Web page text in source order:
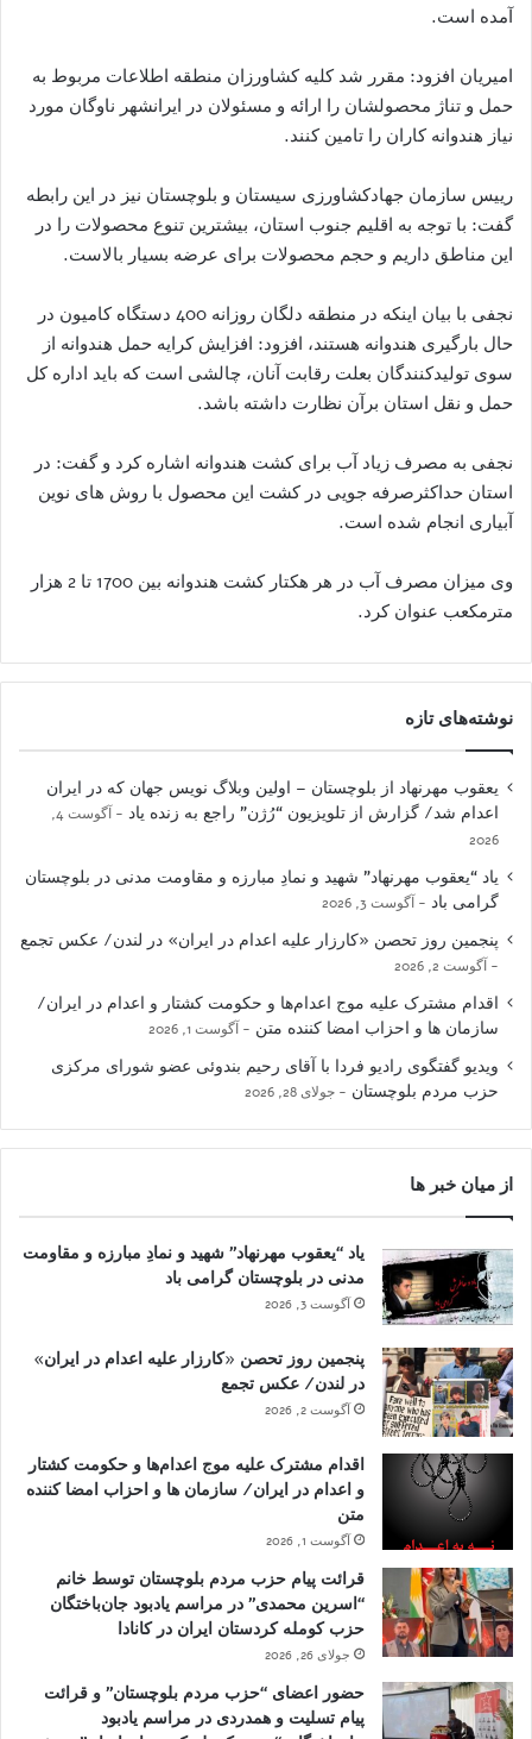
آمده است.
امیریان افزود: مقرر شد کلیه کشاورزان منطقه اطلاعات مربوط به
حمل و تناژ محصولشان را ارائه و مسئولان در ایرانشهر ناوگان مورد
نیاز هندوانه کاران را تامین کنند.
رییس سازمان جهادکشاورزی سیستان و بلوچستان نیز در این رابطه
گفت: با توجه به اقلیم جنوب استان، بیشترین تنوع محصولات را در
این مناطق داریم و حجم محصولات برای عرضه بسیار بالاست.
نجفی با بیان اینکه در منطقه دلگان روزانه 400 دستگاه کامیون در
حال بارگیری هندوانه هستند، افزود: افزایش کرایه حمل هندوانه از
سوی تولیدکنندگان بعلت رقابت آنان، چالشی است که باید اداره کل
حمل و نقل استان برآن نظارت داشته باشد.
نجفی به مصرف زیاد آب برای کشت هندوانه اشاره کرد و گفت: در
استان حداکثرصرفه جویی در کشت این محصول با روش های نوین
آبیاری انجام شده است.
وی میزان مصرف آب در هر هکتار کشت هندوانه بین 1700 تا 2 هزار
مترمکعب عنوان کرد.
نوشته‌های تازه
یعقوب مهرنهاد از بلوچستان – اولین وبلاگ نویس جهان که در ایران
اعدام شد/ گزارش از تلویزیون “رُژن” راجع به زنده یاد
آگوست 4,
2026
یاد “یعقوب مهرنهاد” شهید و نمادِ مبارزه و مقاومت مدنی در بلوچستان
گرامی باد
آگوست 3, 2026
پنجمین روز تحصن «کارزار علیه اعدام در ایران» در لندن/ عکس تجمع
آگوست 2, 2026
اقدام مشترک علیه موج اعدام‌ها و حکومت کشتار و اعدام در ایران/
سازمان ها و احزاب امضا کننده متن
آگوست 1, 2026
ویدیو گفتگوی رادیو فردا با آقای رحیم بندوئی عضو شورای مرکزی
حزب مردم بلوچستان
جولای 28, 2026
از میان خبر ها
یاد “یعقوب مهرنهاد” شهید و نمادِ مبارزه و مقاومت
مدنی در بلوچستان گرامی باد
آگوست 3, 2026
پنجمین روز تحصن «کارزار علیه اعدام در ایران»
در لندن/ عکس تجمع
آگوست 2, 2026
اقدام مشترک علیه موج اعدام‌ها و حکومت کشتار
و اعدام در ایران/ سازمان ها و احزاب امضا کننده
متن
آگوست 1, 2026
قرائت پیام حزب مردم بلوچستان توسط خانم
“اسرین محمدی” در مراسم یادبود جان‌باختگان
حزب کومله کردستان ایران در کانادا
جولای 26, 2026
حضور اعضای “حزب مردم بلوچستان” و قرائت
پیام تسلیت و همدردی در مراسم یادبود